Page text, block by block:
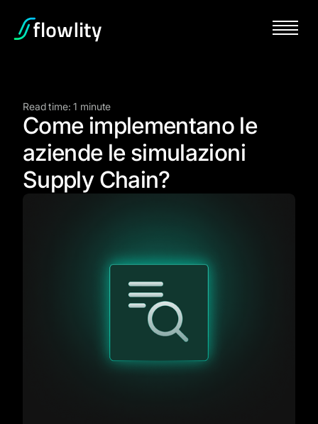
Read time: 1 minute
Come implementano le
aziende le simulazioni
Supply Chain?